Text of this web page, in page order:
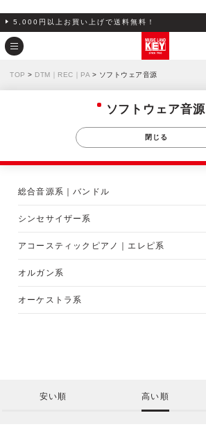
5,000円以上お買い上げで送料無料！
TOP > DTM｜REC｜PA > ソフトウェア音源
ソフトウェア音源
総合音源系｜バンドル
シンセサイザー系
アコースティックピアノ｜エレピ系
オルガン系
オーケストラ系
安い順 高い順